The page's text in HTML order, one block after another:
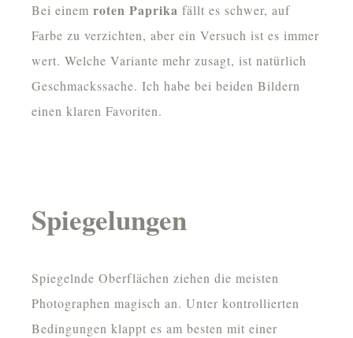
Bei einem roten Paprika fällt es schwer, auf
Farbe zu verzichten, aber ein Versuch ist es immer
wert. Welche Variante mehr zusagt, ist natürlich
Geschmackssache. Ich habe bei beiden Bildern
einen klaren Favoriten.
Spiegelungen
Spiegelnde Oberflächen ziehen die meisten
Photographen magisch an. Unter kontrollierten
Bedingungen klappt es am besten mit einer